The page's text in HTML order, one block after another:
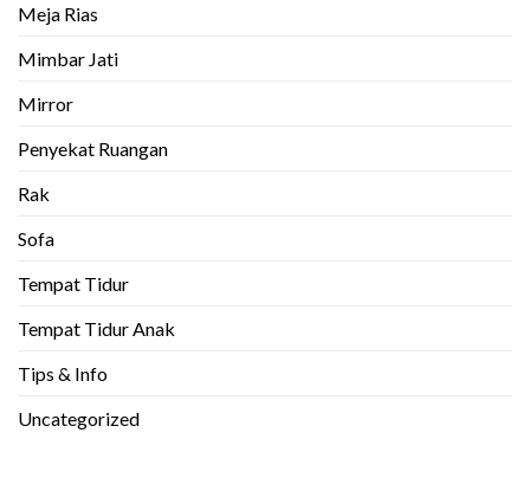
Meja Rias
Mimbar Jati
Mirror
Penyekat Ruangan
Rak
Sofa
Tempat Tidur
Tempat Tidur Anak
Tips & Info
Uncategorized